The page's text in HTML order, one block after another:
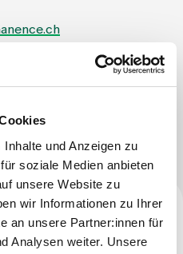
und Anzeigen zu
soziale Medien anbieten
unsere Website zu
wir Informationen zu Ihrer
an unsere Partner:innen für
Analysen weiter. Unsere